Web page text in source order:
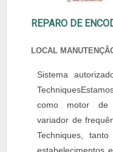
REPARO DE
LOCAL
Sistema
como motor de
variador de
Techniques,